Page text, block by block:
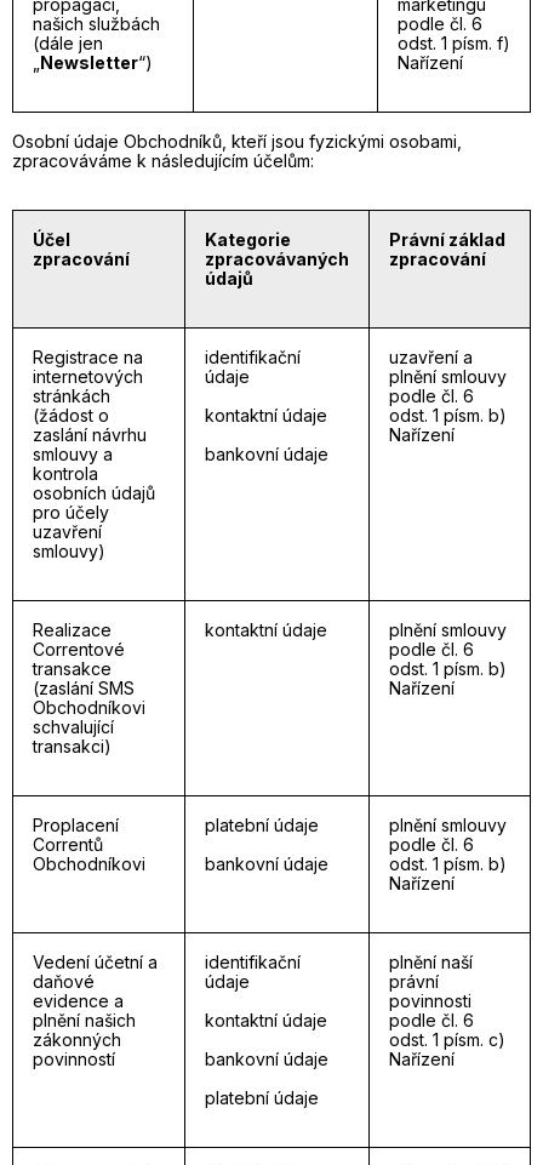
propagaci,
našich službách
(dále jen
Newsletter“)
marketingu
podle čl. 6
odst. 1 písm. f)
Nařízení
Osobní údaje Obchodníků, kteří jsou fyzickými osobami,
zpracováváme k následujícím účelům:
Účel
zpracování
Kategorie
zpracovávaných
údajů
Právní základ
zpracování
Registrace na
internetových
stránkách
(žádost o
zaslání návrhu
smlouvy a
kontrola
osobních údajů
pro účely
uzavření
smlouvy)
identifikační
údaje
kontaktní údaje
bankovní údaje
uzavření a
plnění smlouvy
podle čl. 6
odst. 1 písm. b)
Nařízení
Realizace
Correntové
transakce
(zaslání SMS
Obchodníkovi
schvalující
transakci)
kontaktní údaje
plnění smlouvy
podle čl. 6
odst. 1 písm. b)
Nařízení
Proplacení
Correntů
Obchodníkovi
platební údaje
bankovní údaje
plnění smlouvy
podle čl. 6
odst. 1 písm. b)
Nařízení
Vedení účetní a
daňové
evidence a
plnění našich
zákonných
povinností
identifikační
údaje
kontaktní údaje
bankovní údaje
platební údaje
plnění naší
právní
povinnosti
podle čl. 6
odst. 1 písm. c)
Nařízení